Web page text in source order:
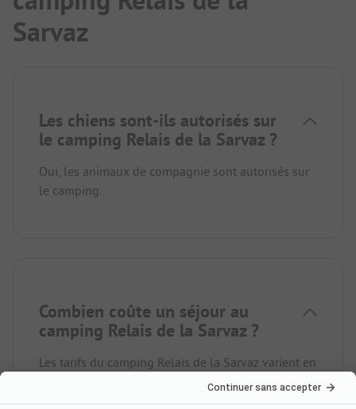
Sarvaz
Les chiens sont-ils autorisés sur
le camping Relais de la Sarvaz ?
Oui, les animaux de compagnie sont autorisés sur
le camping.
Combien coûte un séjour au
camping Relais de la Sarvaz ?
Les tarifs du camping Relais de la Sarvaz varient en
fonction du type de séjour (par ex. la période
choisie, le nombre de personnes).En savoir plus